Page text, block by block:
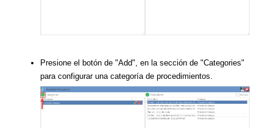
Presione el botón de "Add", en la sección de "Categories"
para configurar una categoría de procedimientos.